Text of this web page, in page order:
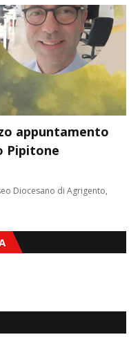
appuntamento
Pipitone
Diocesano di Agrigento,